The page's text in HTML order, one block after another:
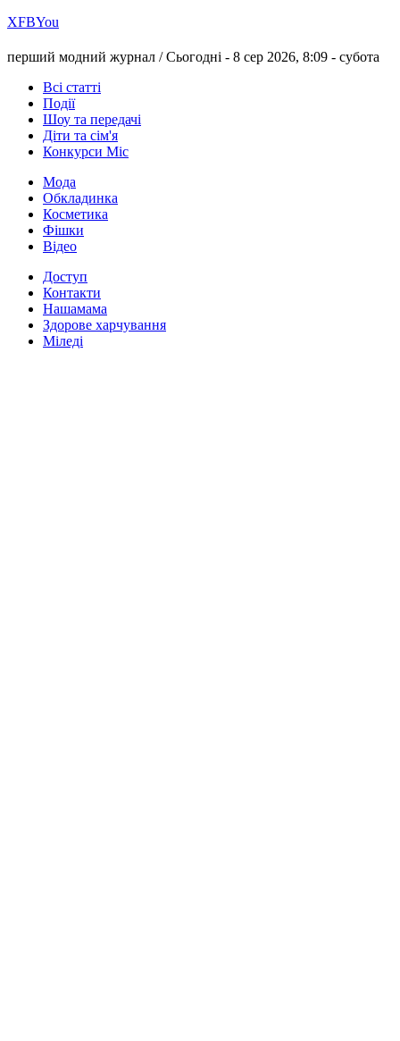
ХFBYou
перший модний журнал /Сьогодні - 8 сер 2026, 8:09 - субота
Всі статті
Події
Шоу та передачі
Діти та сім'я
Конкурси Міс
Мода
Обкладинка
Косметика
Фішки
Відео
Доступ
Контакти
Нашамама
Здорове харчування
Міледі